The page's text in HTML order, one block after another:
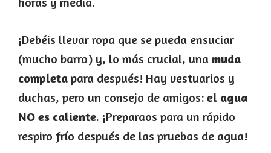
¡Debéis llevar ropa que se pueda ensuciar
(mucho barro) y, lo más crucial, una muda
completa para después! Hay vestuarios y
duchas, pero un consejo de amigos: el agua
NO es caliente. ¡Preparaos para un rápido
respiro frío después de las pruebas de agua!